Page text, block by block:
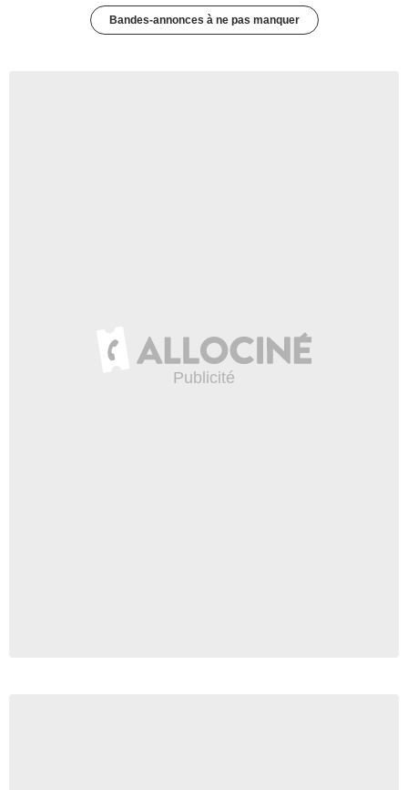
Bandes-annonces à ne pas manquer